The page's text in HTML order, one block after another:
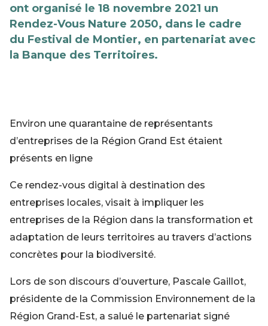
ont organisé le 18 novembre 2021 un
Rendez-Vous Nature 2050, dans le cadre
du Festival de Montier, en partenariat avec
la Banque des Territoires.
Environ une quarantaine de représentants
d’entreprises de la Région Grand Est étaient
présents en ligne
Ce rendez-vous digital à destination des
entreprises locales, visait à impliquer les
entreprises de la Région dans la transformation et
adaptation de leurs territoires au travers d’actions
concrètes pour la biodiversité.
Lors de son discours d’ouverture, Pascale Gaillot,
présidente de la Commission Environnement de la
Région Grand-Est, a salué le partenariat signé